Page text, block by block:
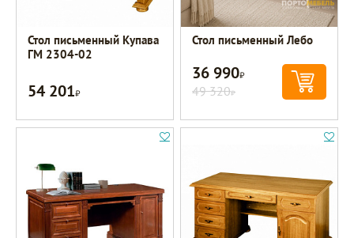
Стол письменный Купава
ГМ 2304-02
54 201Р
Стол письменный Лебо
36 990Р
49 320Р